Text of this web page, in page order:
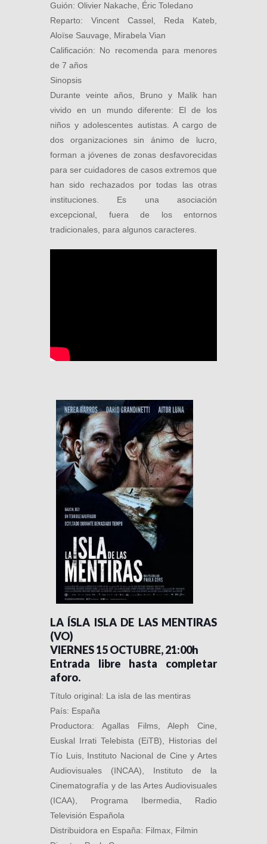
Guión: Olivier Nakache, Éric Toledano
Reparto: Vincent Cassel, Reda Kateb,
Aloïse Sauvage, Mirabela Vian
Calificación: No recomenda para menores
de 7 años
Sinopsis
Durante veinte años, Bruno y Malik han
vivido en un mundo diferente: El de los
niños y adolescentes autistas. A cargo de
dos organizaciones sin ánimo de lucro,
forman a jóvenes de zonas desfavorecidas
para ser cuidadores de casos extremos que
han sido rechazados por todas las otras
instituciones. Es una asociación
excepcional, fuera de los entornos
tradicionales, para algunos caracteres.
LA ÍSLA ISLA DE LAS MENTIRAS
(VO)
VIERNES 15 OCTUBRE, 21:00h
Entrada libre hasta completar
aforo.
Título original: La isla de las mentiras
País: España
Productora: Agallas Films, Aleph Cine,
Euskal Irrati Telebista (EiTB), Historias del
Tío Luis, Instituto Nacional de Cine y Artes
Audiovisuales (INCAA), Instituto de la
Cinematografía y de las Artes Audiovisuales
(ICAA), Programa Ibermedia, Radio
Televisión Española
Distribuidora en España: Filmax, Filmin